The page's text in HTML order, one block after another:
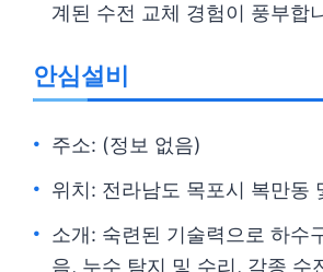
계된 수전 교체 경험이 풍부합
안심설비
주소: (정보 없음)
위치: 전라남도 목포시 복만동
소개: 숙련된 기술력으로 하수
음, 누수 탐지 및 수리, 각종 수